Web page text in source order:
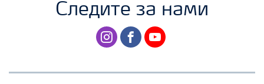
Следите за нами
instagramfacebookyoutube